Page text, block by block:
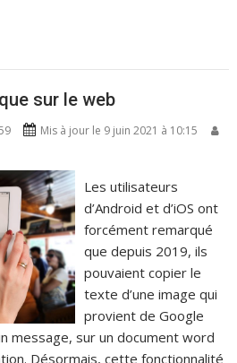
sur le web
Mis à jour le 9 juin 2021 à 10:15
Les utilisateurs
d’Android et d’iOS ont
forcément remarqué
que depuis 2019, ils
pouvaient copier le
texte d’une image qui
provient de Google
message, sur un document word
Désormais, cette fonctionnalité